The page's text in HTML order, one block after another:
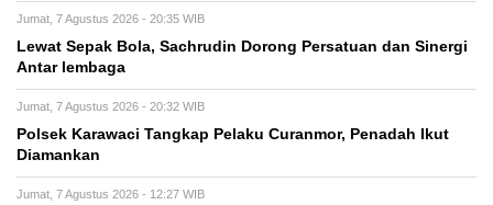
Jumat, 7 Agustus 2026 - 20:35 WIB
Lewat Sepak Bola, Sachrudin Dorong Persatuan dan Sinergi
Antar lembaga
Jumat, 7 Agustus 2026 - 20:32 WIB
Polsek Karawaci Tangkap Pelaku Curanmor, Penadah Ikut
Diamankan
Jumat, 7 Agustus 2026 - 12:27 WIB